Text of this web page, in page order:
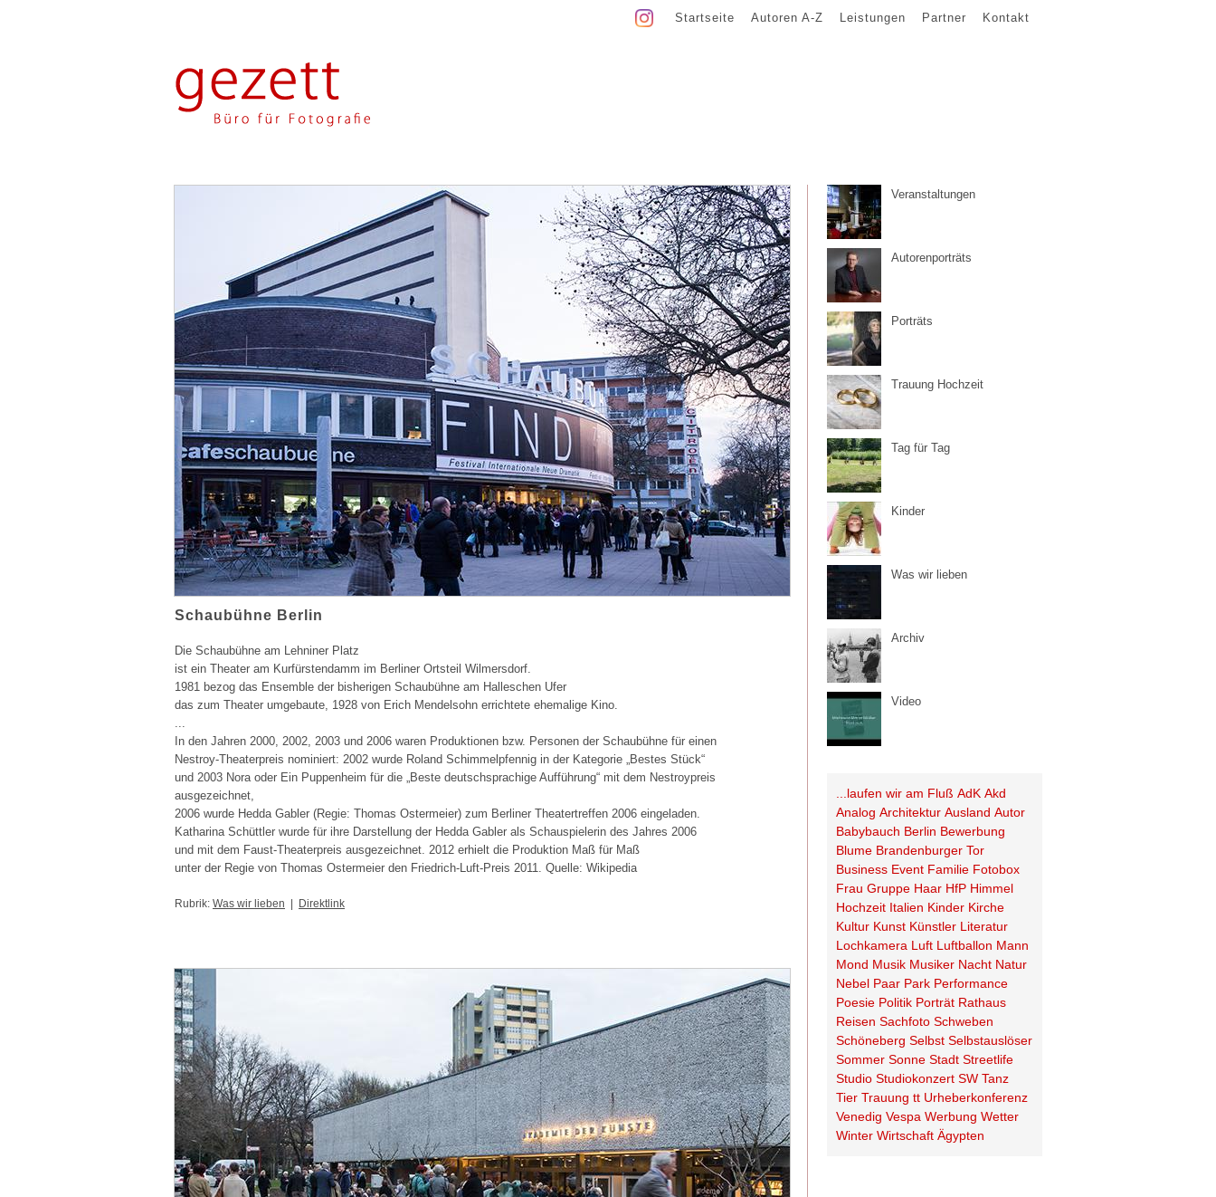
Startseite Autoren A-Z Leistungen Partner Kontakt
Schaubühne Berlin
Die Schaubühne am Lehniner Platz
ist ein Theater am Kurfürstendamm im Berliner Ortsteil Wilmersdorf.
1981 bezog das Ensemble der bisherigen Schaubühne am Halleschen Ufer
das zum Theater umgebaute, 1928 von Erich Mendelsohn errichtete ehemalige Kino.
...
In den Jahren 2000, 2002, 2003 und 2006 waren Produktionen bzw. Personen der Schaubühne für einen
Nestroy-Theaterpreis nominiert: 2002 wurde Roland Schimmelpfennig in der Kategorie „Bestes Stück“
und 2003 Nora oder Ein Puppenheim für die „Beste deutschsprachige Aufführung“ mit dem Nestroypreis
ausgezeichnet,
2006 wurde Hedda Gabler (Regie: Thomas Ostermeier) zum Berliner Theatertreffen 2006 eingeladen.
Katharina Schüttler wurde für ihre Darstellung der Hedda Gabler als Schauspielerin des Jahres 2006
und mit dem Faust-Theaterpreis ausgezeichnet. 2012 erhielt die Produktion Maß für Maß
unter der Regie von Thomas Ostermeier den Friedrich-Luft-Preis 2011. Quelle: Wikipedia
Rubrik: Was wir lieben Direktlink
Veranstaltungen
Autorenporträts
Porträts
Trauung Hochzeit
Tag für Tag
Kinder
Was wir lieben
Archiv
Video
...laufen wir am Fluß AdK Akd
Analog Architektur Ausland Autor
Babybauch Berlin Bewerbung
Blume Brandenburger Tor
Business Event Familie Fotobox
Frau Gruppe Haar HfP Himmel
Hochzeit Italien Kinder Kirche
Kultur Kunst Künstler Literatur
Lochkamera Luft Luftballon Mann
Mond Musik Musiker Nacht Natur
Nebel Paar Park Performance
Poesie Politik Porträt Rathaus
Reisen Sachfoto Schweben
Schöneberg Selbst Selbstauslöser
Sommer Sonne Stadt Streetlife
Studio Studiokonzert SW Tanz
Tier Trauung tt Urheberkonferenz
Venedig Vespa Werbung Wetter
Winter Wirtschaft Ägypten